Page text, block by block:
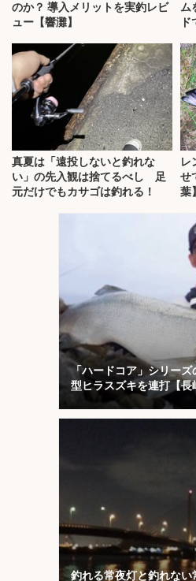
のか？ 導入メリットを実釣レビ
ュー【響灘】
ム
真夏は「遠投しないと釣れな
い」の先入観は捨てるべし 足
元だけでもカサゴは釣れる！
レ
せ
葉
「ハードコア」シリーズ
型ヒラスズキを連打【長
ラシを攻略！
釣れる常夜灯と釣れない